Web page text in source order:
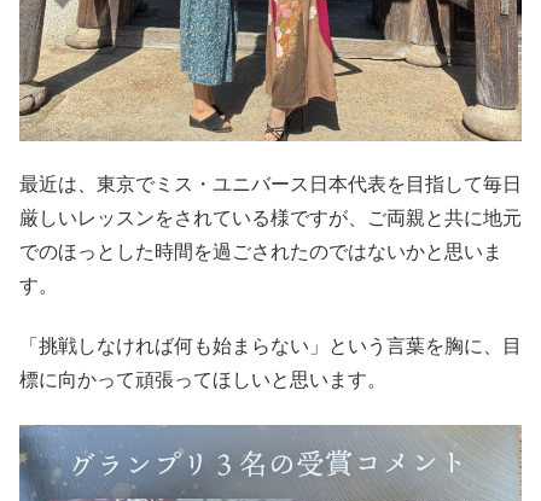
最近は、東京でミス・ユニバース日本代表を目指して毎日
厳しいレッスンをされている様ですが、ご両親と共に地元
でのほっとした時間を過ごされたのではないかと思いま
す。
「挑戦しなければ何も始まらない」という言葉を胸に、目
標に向かって頑張ってほしいと思います。